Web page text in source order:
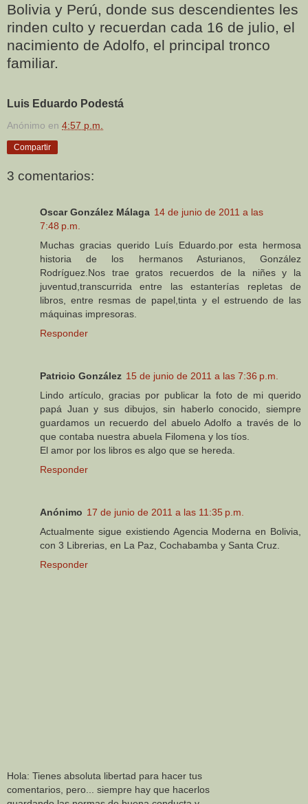
Bolivia y Perú, donde sus descendientes les
rinden culto y recuerdan cada 16 de julio, el
nacimiento de Adolfo, el principal tronco
familiar.
Luis Eduardo Podestá
Anónimo en 4:57 p.m.
Compartir
3 comentarios:
Oscar González Málaga 14 de junio de 2011 a las
7:48 p.m.
Muchas gracias querido Luís Eduardo.por esta hermosa
historia de los hermanos Asturianos, González
Rodríguez.Nos trae gratos recuerdos de la niñes y la
juventud,transcurrida entre las estanterías repletas de
libros, entre resmas de papel,tinta y el estruendo de las
máquinas impresoras.
Responder
Patricio González 15 de junio de 2011 a las 7:36 p.m.
Lindo artículo, gracias por publicar la foto de mi querido
papá Juan y sus dibujos, sin haberlo conocido, siempre
guardamos un recuerdo del abuelo Adolfo a través de lo
que contaba nuestra abuela Filomena y los tíos.
El amor por los libros es algo que se hereda.
Responder
Anónimo 17 de junio de 2011 a las 11:35 p.m.
Actualmente sigue existiendo Agencia Moderna en Bolivia,
con 3 Librerias, en La Paz, Cochabamba y Santa Cruz.
Responder
Hola: Tienes absoluta libertad para hacer tus
comentarios, pero... siempre hay que hacerlos